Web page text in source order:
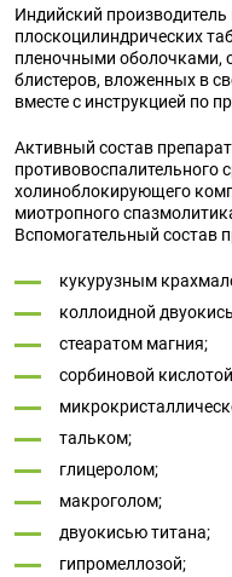
Индийский
плоскоцилиндрических
пленочными оболочками,
блистеров, вложенных в
вместе с инструкцией по
Активный состав
противовоспалительного
холиноблокирующего
миотропного
Вспомогательный состав
кукурузным
коллоидной
стеаратом магния;
сорбиновой
тальком;
глицеролом;
макроголом;
двуокисью титана;
гипромеллозой;